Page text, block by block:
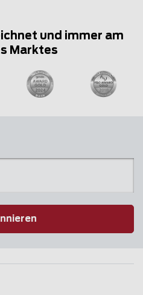
und immer am
Marktes